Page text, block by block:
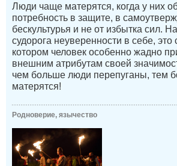
Люди чаще матерятся, когда у них
потребность в защите, в
бескультурья и не от избытка сил.
судорога неуверенности в себе, это
котором человек особенно жадно
внешним атрибутам своей
чем больше люди перепуганы, тем
матерятся!
Родноверие, язычество